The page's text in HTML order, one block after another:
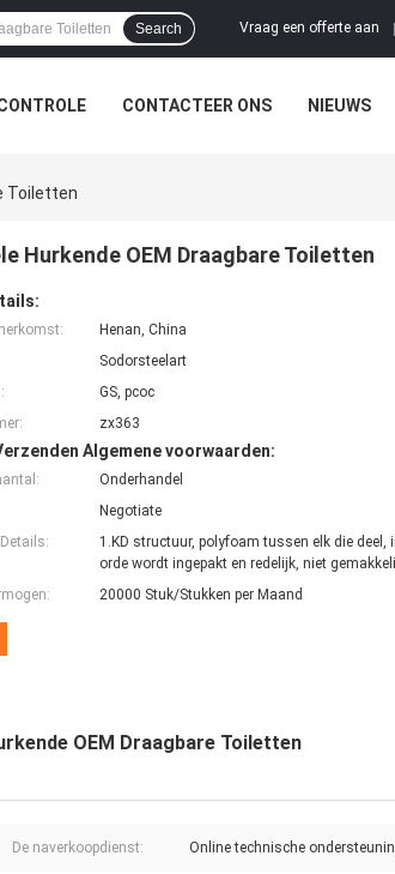
Vraag een offerte aan
Search
CONTACTEER ONS NIEUWS
Toiletten
Hurkende OEM Draagbare Toiletten
Henan, China
Sodorsteelart
GS, pcoc
zx363
Algemene voorwaarden:
Onderhandel
Negotiate
1.KD structuur, polyfoam tussen elk die deel,
orde wordt ingepakt en redelijk, niet
20000 Stuk/Stukken per Maand
OEM Draagbare Toiletten
De naverkoopdienst: Online technische